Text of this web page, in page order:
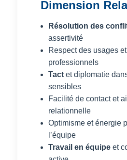
Dimension
Résolution des
assertivité
Respect des usages
professionnels
Tact et diplomatie
sensibles
Facilité de contact et
relationnelle
Optimisme et énergie
l’équipe
Travail en équipe et